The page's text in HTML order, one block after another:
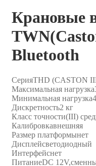
Крановые
Bluetooth
СерияTHD (CASTON
Максимальная нагрузка
Минимальная нагрузка
Дискретность2 кг
Класс точности(III)
Калибровкавнешняя
Размер платформынет
Дисплейсветодиодный
Интерфейснет
ПитаниеDC